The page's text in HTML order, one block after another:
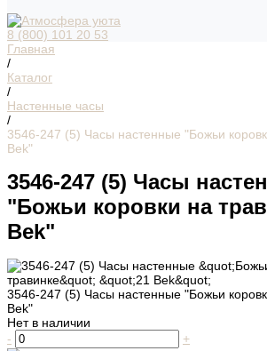
8 (800) 101 20 53
Главная
/
Каталог
/
Настенные часы
/
3546-247 (5) Часы настенные "Божьи
Bek"
3546-247 (5) Часы
"Божьи коровки на
Bek"
3546-247 (5) Часы настенные "Божьи
Bek"
Нет в наличии
-
+